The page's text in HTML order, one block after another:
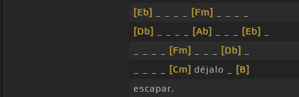
[Eb]
[Fm]
[Db]
[Ab] [Eb]
[Fm] [Db]
[Cm] déjalo _
[B]
escapar.